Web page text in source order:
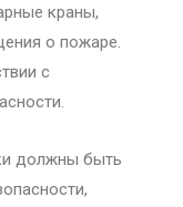
краны,
о пожаре.
с
должны быть